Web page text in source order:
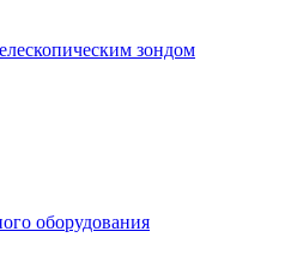
зондом
оборудования